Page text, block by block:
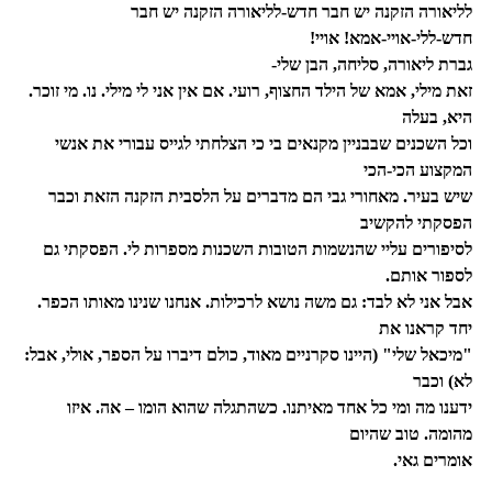
לליאורה הזקנה יש חבר חדש-לליאורה הזקנה יש חבר
חדש-ללי-אויי-אמא! אויי!
גברת ליאורה, סליחה, הבן שלי-
זאת מילי, אמא של הילד החצוף, רועי. אם אין אני לי מילי. נו. מי זוכר.
היא, בעלה
וכל השכנים שבבניין מקנאים בי כי הצלחתי לגייס עבורי את אנשי
המקצוע הכי-הכי
שיש בעיר. מאחורי גבי הם מדברים על הלסבית הזקנה הזאת וכבר
הפסקתי להקשיב
לסיפורים עליי שהנשמות הטובות השכנות מספרות לי. הפסקתי גם
לספור אותם.
אבל אני לא לבד: גם משה נושא לרכילות. אנחנו שנינו מאותו הכפר.
יחד קראנו את
"מיכאל שלי" (היינו סקרניים מאוד, כולם דיברו על הספר, אולי, אבל:
לא) וכבר
ידענו מה ומי כל אחד מאיתנו. כשהתגלה שהוא הומו – אה. איזו
מהומה. טוב שהיום
אומרים גאי.